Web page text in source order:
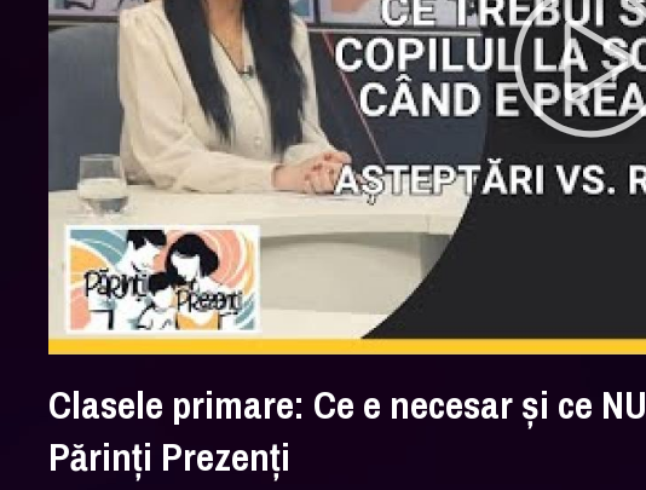
Clasele primare: Ce e necesar și ce
Părinți Prezenți